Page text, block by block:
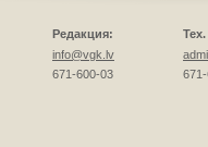
Редакция:
info@vgk.lv
671-600-03